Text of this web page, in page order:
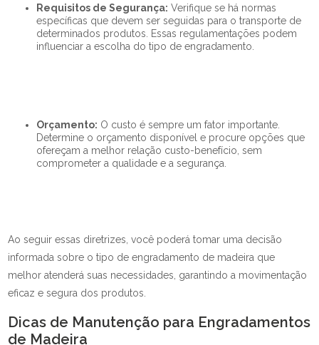
Requisitos de Segurança: Verifique se há normas
específicas que devem ser seguidas para o transporte de
determinados produtos. Essas regulamentações podem
influenciar a escolha do tipo de engradamento.
Orçamento: O custo é sempre um fator importante.
Determine o orçamento disponível e procure opções que
ofereçam a melhor relação custo-benefício, sem
comprometer a qualidade e a segurança.
Ao seguir essas diretrizes, você poderá tomar uma decisão
informada sobre o tipo de engradamento de madeira que
melhor atenderá suas necessidades, garantindo a movimentação
eficaz e segura dos produtos.
Dicas de Manutenção para Engradamentos
de Madeira